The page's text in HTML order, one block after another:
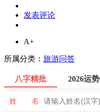
发表评论
A+
所属分类： 旅游问答
八字精批 2026运势
姓 名